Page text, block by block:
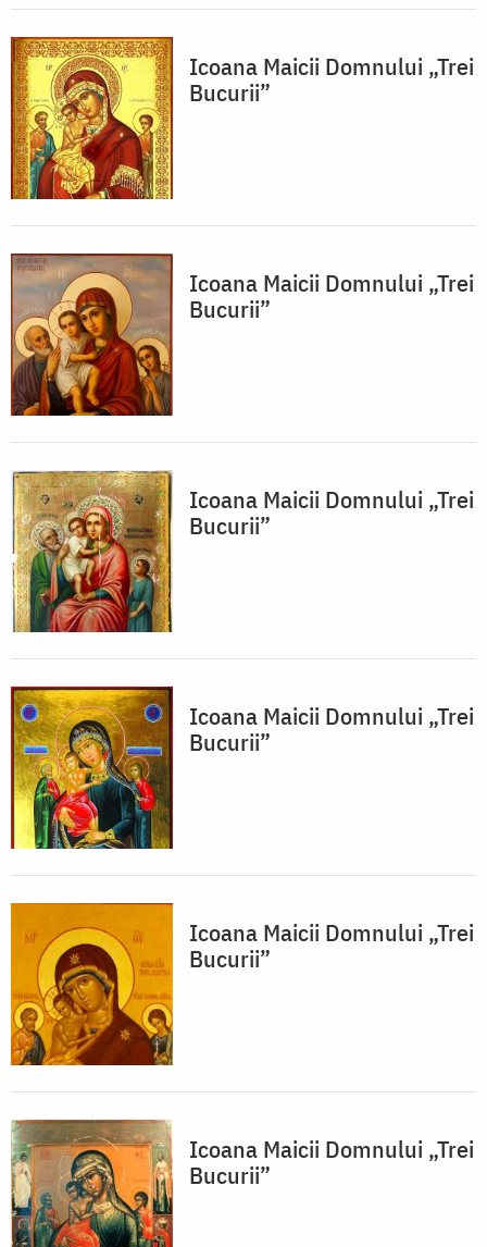
Icoana Maicii Domnului „Trei
Bucurii”
Icoana Maicii Domnului „Trei
Bucurii”
Icoana Maicii Domnului „Trei
Bucurii”
Icoana Maicii Domnului „Trei
Bucurii”
Icoana Maicii Domnului „Trei
Bucurii”
Icoana Maicii Domnului „Trei
Bucurii”